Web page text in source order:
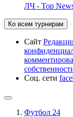
ЛЧ - Top
Ко всем турнирам
Сайт
Соц. сети
Футбол 24